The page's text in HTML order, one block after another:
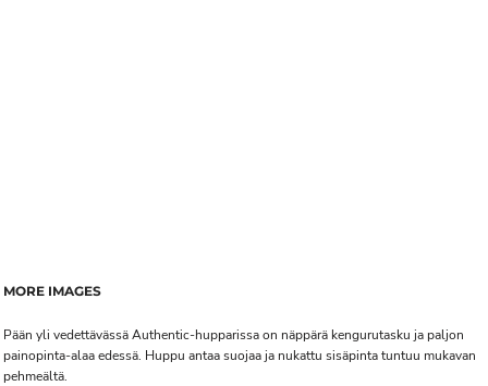
MORE IMAGES
Pään yli vedettävässä Authentic-hupparissa on näppärä kengurutasku ja paljon
painopinta-alaa edessä. Huppu antaa suojaa ja nukattu sisäpinta tuntuu mukavan
pehmeältä.